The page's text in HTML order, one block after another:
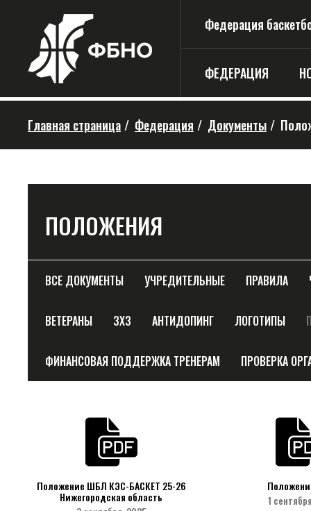
Федерация
ФЕДЕРАЦИЯ
Главная страница / Федерация / Документы /
ПОЛОЖЕНИЯ
ВСЕ ДОКУМЕНТЫ УЧРЕДИТЕЛЬНЫЕ ПРАВИЛА
ВЕТЕРАНЫ 3Х3 АНТИДОПИНГ ЛОГОТИПЫ
ФИНАНСОВАЯ ПОДДЕРЖКА ТРЕНЕРАМ ПРОВЕРКА
Положение ШБЛ КЭС-БАСКЕТ 25-26
Нижегородская область
1